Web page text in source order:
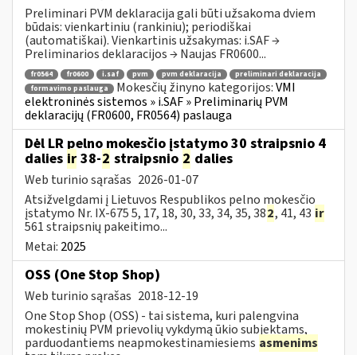
Preliminari PVM deklaracija gali būti užsakoma dviem
būdais: vienkartiniu (rankiniu); periodiškai
(automatiškai). Vienkartinis užsakymas: i.SAF →
Preliminarios deklaracijos → Naujas FR0600...
fr0564 fr0600 i.saf pvm pvm deklaracija
preliminari deklaracija
formavimo paslauga
Mokesčių žinyno kategorijos:VMI
elektroninės sistemos » i.SAF » Preliminarių PVM
deklaracijų (FR0600, FR0564) paslauga
Dėl LR pelno mokesčio įstatymo 30 straipsnio 4
dalies ir 38-2 straipsnio 2 dalies
Web turinio sąrašas 2026-01-07
Atsižvelgdami į Lietuvos Respublikos pelno mokesčio
įstatymo Nr. IX-675 5, 17, 18, 30, 33, 34, 35, 382, 41, 43 ir
561 straipsnių pakeitimo...
Metai: 2025
OSS (One Stop Shop)
Web turinio sąrašas 2018-12-19
One Stop Shop (OSS) - tai sistema, kuri palengvina
mokestinių PVM prievolių vykdymą ūkio subjektams,
parduodantiems neapmokestinamiesiems asmenims